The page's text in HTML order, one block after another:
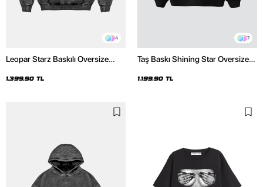
4
Leopar Starz Baskılı Oversize
Hoodie
1.399,90 TL
7
Taş Baskı Shining Star Oversize
1.199,90 TL